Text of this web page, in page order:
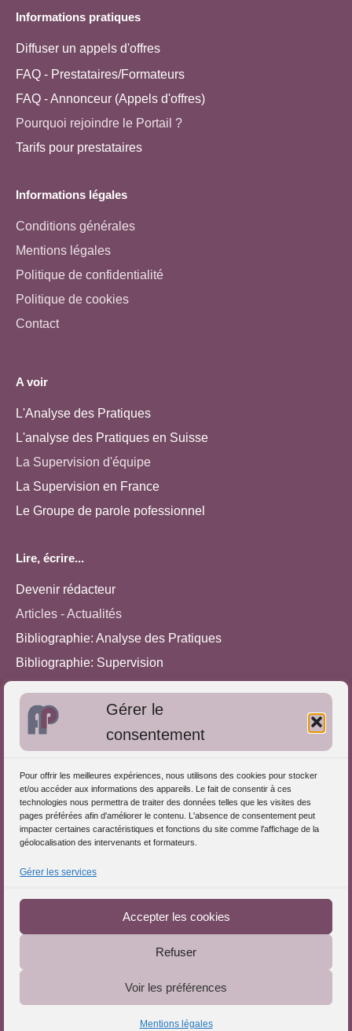
Gérer le
consentement
Pour offrir les meilleures expériences, nous utilisons des cookies pour stocker
et/ou accéder aux informations des appareils. Le fait de consentir à ces
technologies nous permettra de traiter des données telles que les visites des
pages préférées afin d'améliorer le contenu. L'absence de consentement peut
impacter certaines caractéristiques et fonctions du site comme l'affichage de la
géolocalisation des intervenants et formateurs.
Gérer les services
Accepter les cookies
Refuser
Voir les préférences
Mentions légales
Informations pratiques
Diffuser un appels d'offres
FAQ - Prestataires/Formateurs
FAQ - Annonceur (Appels d'offres)
Pourquoi rejoindre le Portail ?
Tarifs pour prestataires
Informations légales
Conditions générales
Mentions légales
Politique de confidentialité
Politique de cookies
Contact
A voir
L'Analyse des Pratiques
L'analyse des Pratiques en Suisse
La Supervision d'équipe
La Supervision en France
Le Groupe de parole pofessionnel
Lire, écrire...
Devenir rédacteur
Articles - Actualités
Bibliographie: Analyse des Pratiques
Bibliographie: Supervision
Approches de l'Analyse des pratiques
S'inscrire dans l'Annuaire
Publiez vos formations
Charte déontologique
Le Portail de l'Analyse des Pratiques © 2025 - Tous droits
Téléchargez le Guide